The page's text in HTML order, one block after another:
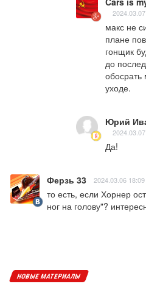
макс не
плане
гонщик
до
обосрать
уходе.
Юрий
Да!
Ферзь 33 2024.03.06 18:09
то есть, если Хорнер
ног на голову"?
НОВЫЕ МАТЕРИАЛЫ